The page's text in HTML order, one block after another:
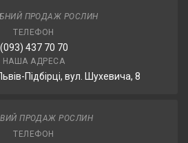
ПРОДАЖ РОСЛИН
ТЕЛЕФОН
(093) 437 70 70
НАША АДРЕСА
Підбірці, вул. Шухевича, 8
ПРОДАЖ РОСЛИН
ТЕЛЕФОН